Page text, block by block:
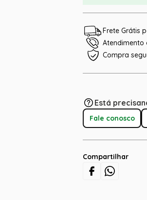
Frete Grátis
Atendimento
Compra
Está
Fale conosco
Compartilhar